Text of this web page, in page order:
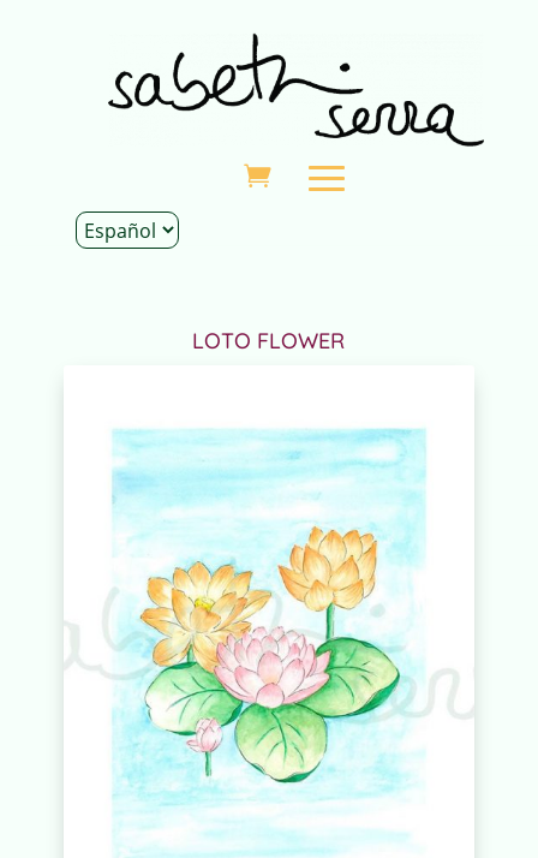
LOTO FLOWER